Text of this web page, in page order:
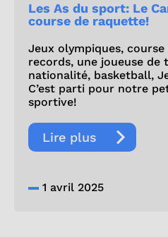
Les As du sport: Le
course de raquette!
Jeux olympiques,
records, une joueuse de
nationalité, basketball,
C’est parti pour notre
sportive!
Lire plus
1 avril 2025